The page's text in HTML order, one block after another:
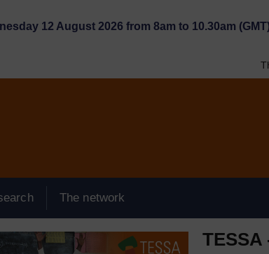
12 August 2026 from 8am to 10.30am
The network